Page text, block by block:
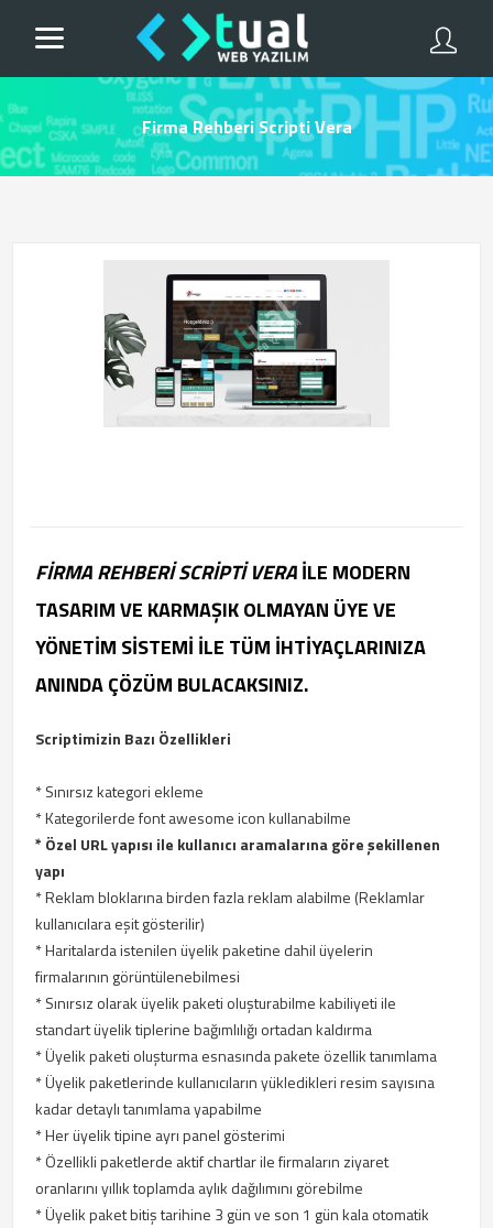
Firma Rehberi Scripti Vera
FIRMA REHBERI SCRIPTI VERAILE MODERN
TASARIM VE KARMAŞIK OLMAYAN ÜYE VE
YÖNETIM SISTEMI ILE TÜM IHTIYAÇLARINIZA
ANINDA ÇÖZÜM BULACAKSINIZ.
Scriptimizin Bazı Özellikleri
* Sınırsız kategori ekleme
* Kategorilerde font awesome icon kullanabilme
* Özel URL yapısı ile kullanıcı aramalarına göre şekillenen
yapı
* Reklam bloklarına birden fazla reklam alabilme (Reklamlar
kullanıcılara eşit gösterilir)
* Haritalarda istenilen üyelik paketine dahil üyelerin
firmalarının görüntülenebilmesi
* Sınırsız olarak üyelik paketi oluşturabilme kabiliyeti ile
standart üyelik tiplerine bağımlılığı ortadan kaldırma
* Üyelik paketi oluşturma esnasında pakete özellik tanımlama
* Üyelik paketlerinde kullanıcıların yükledikleri resim sayısına
kadar detaylı tanımlama yapabilme
* Her üyelik tipine ayrı panel gösterimi
* Özellikli paketlerde aktif chartlar ile firmaların ziyaret
oranlarını yıllık toplamda aylık dağılımını görebilme
* Üyelik paket bitiş tarihine 3 gün ve son 1 gün kala otomatik